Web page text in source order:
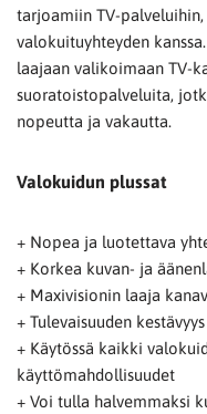
tarjoamiin TV-
valokuituyhteyden
laajaan valikoimaan TV-
suoratoistopalveluita,
nopeutta ja vakautta.
Valokuidun plussat
+ Nopea ja luotettava
+ Korkea kuvan- ja
+ Maxivisionin laaja
+ Tulevaisuuden kestävyys
+ Käytössä kaikki
käyttömahdollisuudet
+ Voi tulla halvemmaksi